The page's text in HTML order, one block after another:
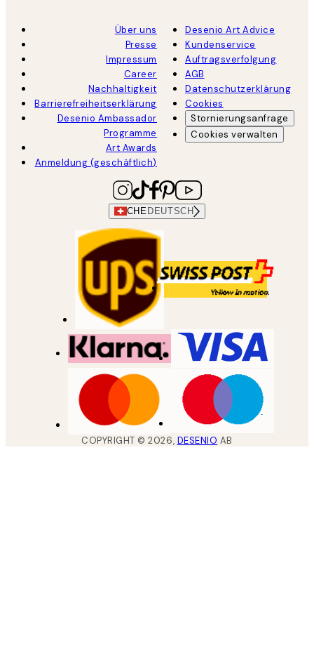
Über uns
Presse
Impressum
Career
Nachhaltigkeit
Barrierefreiheitserklärung
Desenio Ambassador
Programme
Art Awards
Anmeldung (geschäftlich)
Desenio Art Advice
Kundenservice
Auftragsverfolgung
AGB
Datenschutzerklärung
Cookies
Stornierungsanfrage
Cookies verwalten
CHE DEUTSCH
COPYRIGHT ©2026, DESENIO AB